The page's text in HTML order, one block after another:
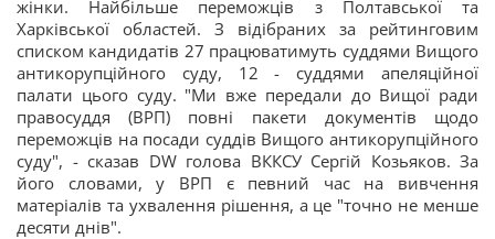
жінки. Найбільше переможців з Полтавської та
Харківської областей. З відібраних за рейтинговим
списком кандидатів 27 працюватимуть суддями Вищого
антикорупційного суду, 12 - суддями апеляційної
палати цього суду. "Ми вже передали до Вищої ради
правосуддя (ВРП) повні пакети документів щодо
переможців на посади суддів Вищого антикорупційного
суду", - сказав DW голова ВККСУ Сергій Козьяков. За
його словами, у ВРП є певний час на вивчення
матеріалів та ухвалення рішення, а це "точно не менше
десяти днів".